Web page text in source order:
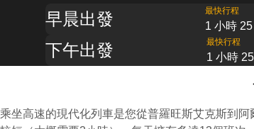
早晨出發 最快行程
1 小時
下午出發 最快行程
1 小時
乘坐高速的現代化列車是您從普羅旺斯艾克斯到